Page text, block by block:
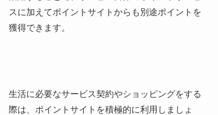
スに加えてポイントサイトからも別途ポイントを
獲得できます。
生活に必要なサービス契約やショッピングをする
際は、ポイントサイトを積極的に利用しましょ